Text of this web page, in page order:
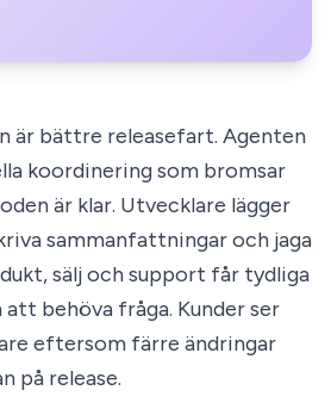
är bättre releasefart. Agenten
koordinering som bromsar
är klar. Utvecklare lägger
sammanfattningar och jaga
sälj och support får tydliga
behöva fråga. Kunder ser
eftersom färre ändringar
på release.